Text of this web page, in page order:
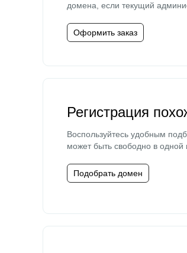
домена, если текущий
Оформить заказ
Регистрация
Воспользуйтесь удобным
может быть свободно в одной
Подобрать домен